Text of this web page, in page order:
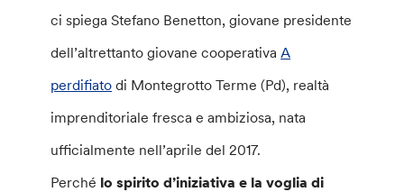
ci spiega Stefano Benetton, giovane presidente
dell’altrettanto giovane cooperativaA
perdifiato di Montegrotto Terme (Pd), realtà
imprenditoriale fresca e ambiziosa, nata
ufficialmente nell’aprile del 2017.
Perché lo spirito d’iniziativa e la voglia di